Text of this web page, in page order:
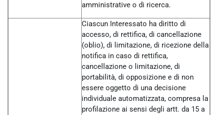
amministrative o di ricerca.
Ciascun Interessato ha diritto di
accesso, di rettifica, di cancellazione
(oblio), di limitazione, di ricezione della
notifica in caso di rettifica,
cancellazione o limitazione, di
portabilità, di opposizione e di non
essere oggetto di una decisione
individuale automatizzata, compresa la
profilazione ai sensi degli artt. da 15 a